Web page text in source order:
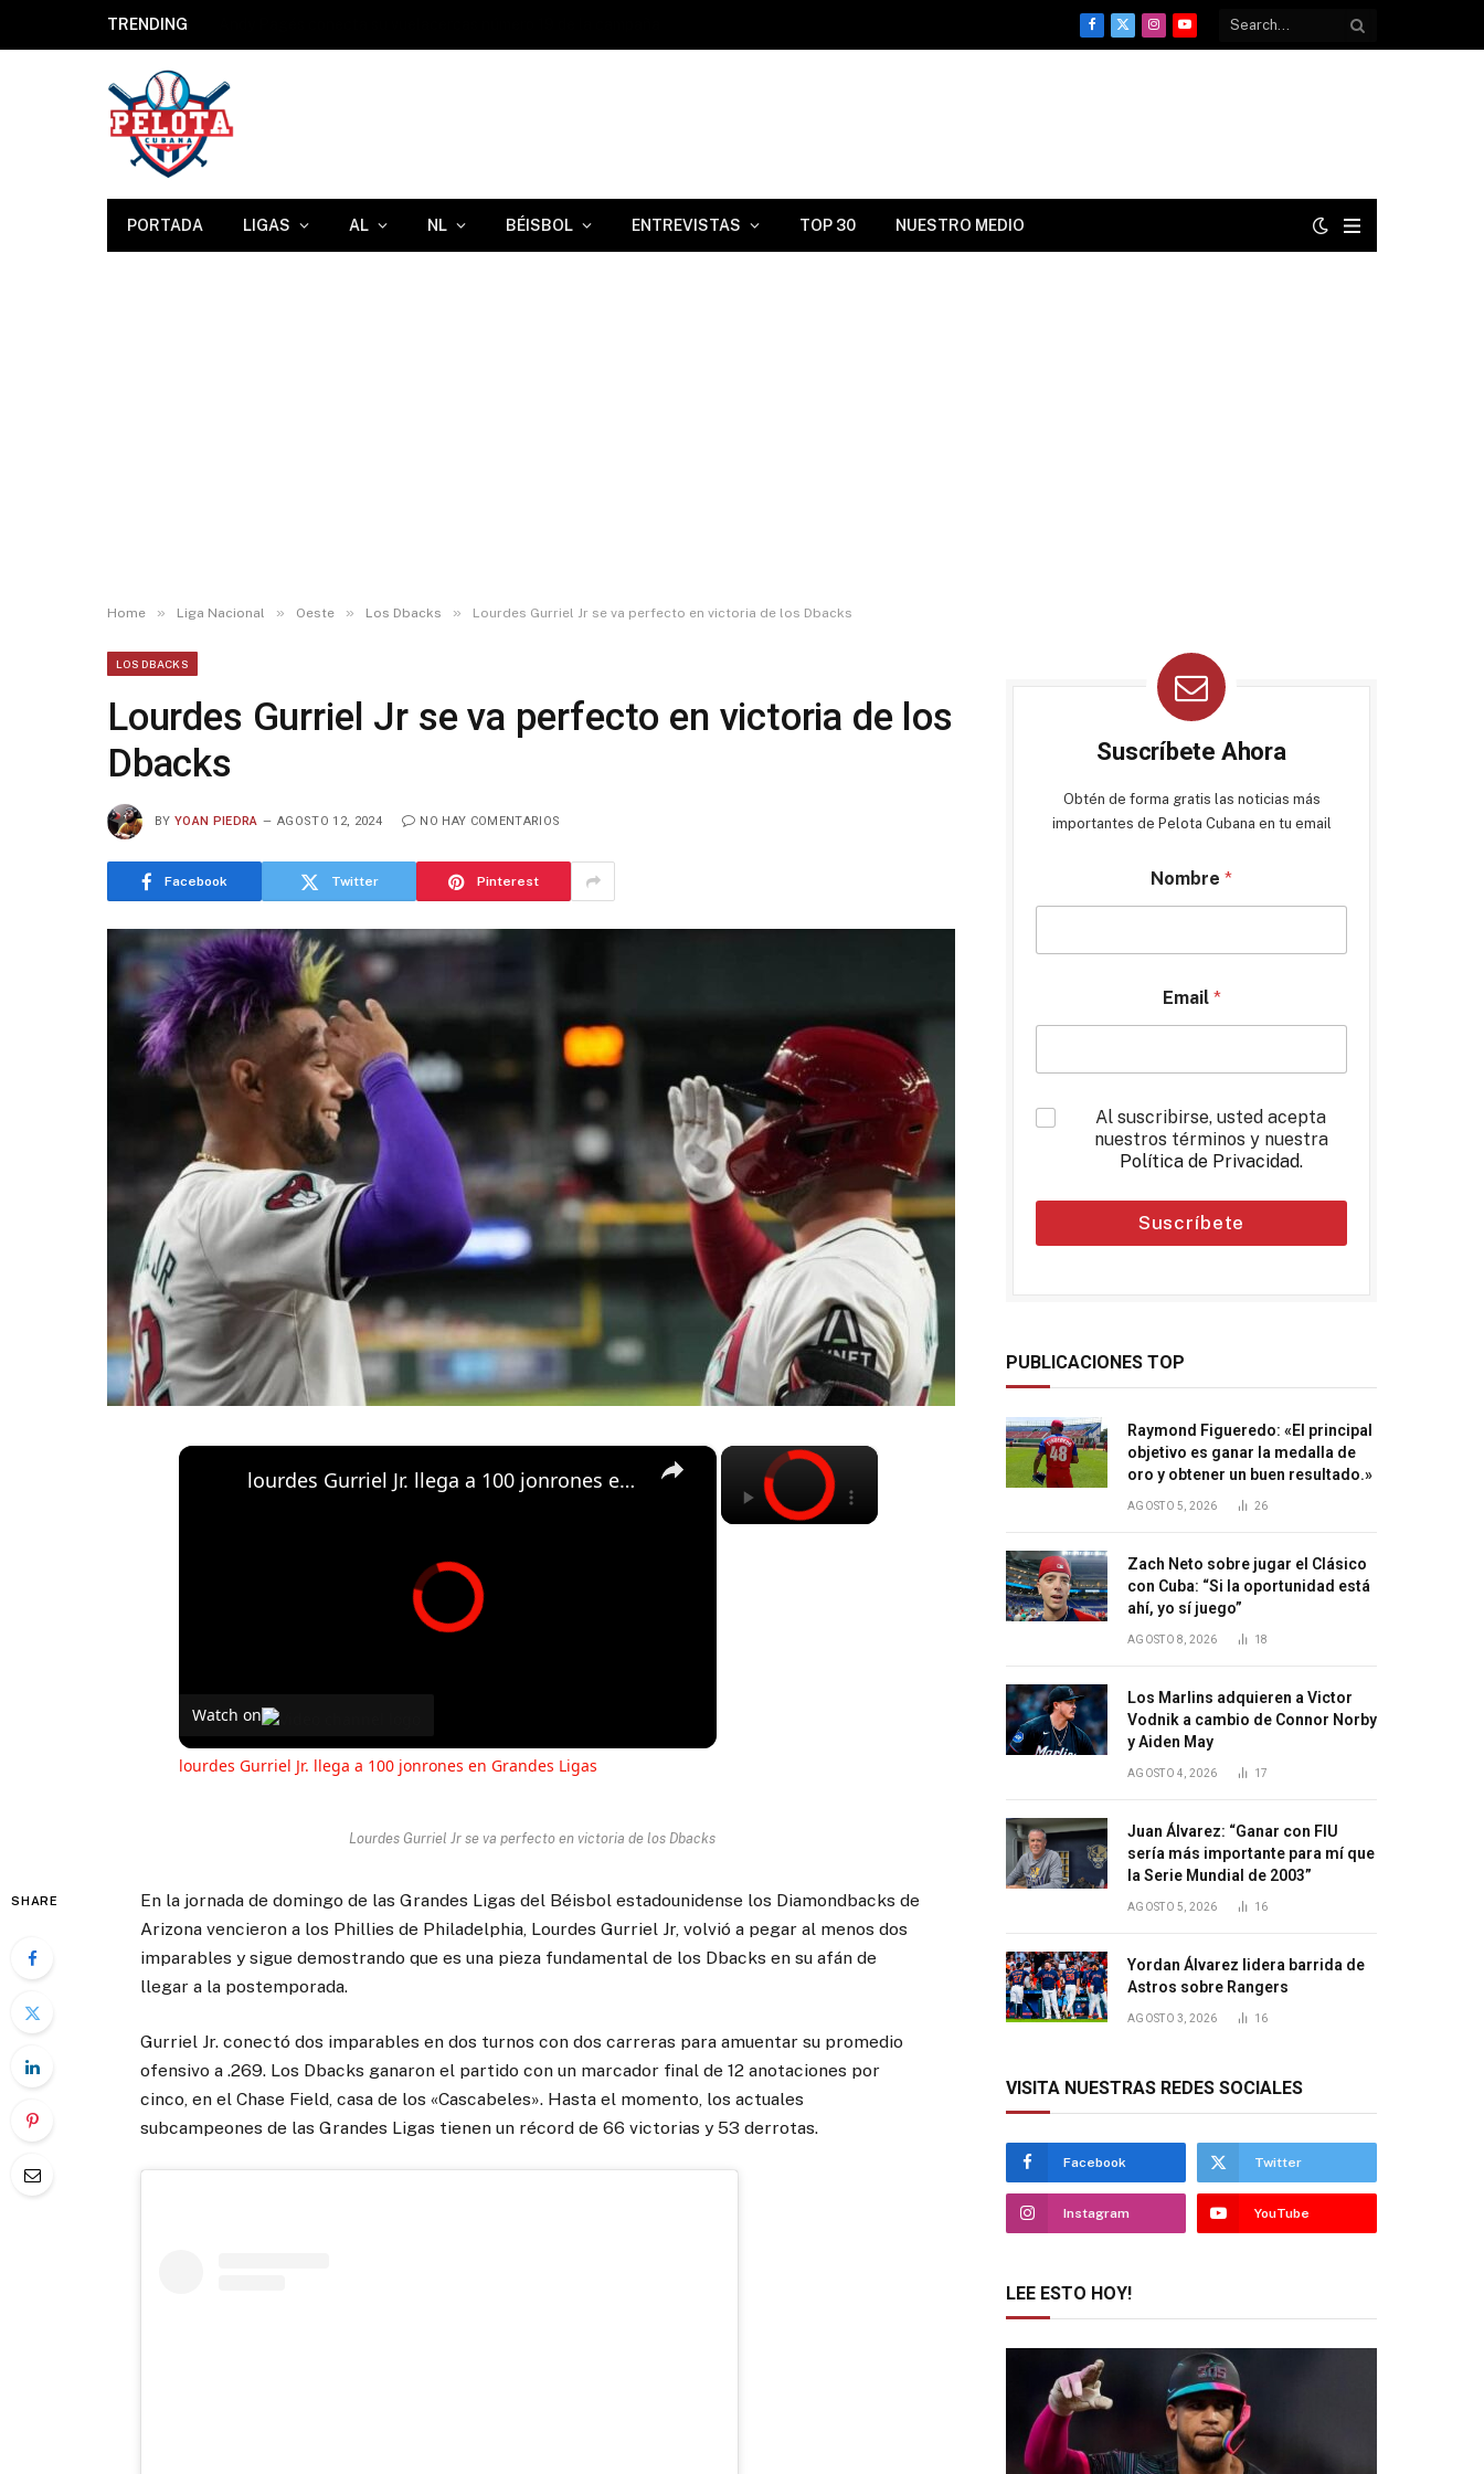
TRENDING
Facebook
X
InstagramYouTube
PORTADA LIGAS AL NL BÉISBOL ENTREVISTAS TOP 30 NUESTRO MEDIO
Home » Liga Nacional » Oeste » Los Dbacks » Lourdes Gurriel Jr se va perfecto en victoria de los Dbacks
LOS DBACKS
Lourdes Gurriel Jr se va perfecto en victoria de los
Dbacks
BY YOAN PIEDRA AGOSTO 12, 2024 NO HAY COMENTARIOS
Facebook Twitter Pinterest
×
×
lourdes Gurriel Jr. llega a 100 jonrones en Grandes Ligas
Watch on
lourdes Gurriel Jr. llega a 100 jonrones en Grandes Ligas
Lourdes Gurriel Jr se va perfecto en victoria de los Dbacks
SHARE
En la jornada de domingo de las Grandes Ligas del Béisbol estadounidense los Diamondbacks de
Arizona vencieron a los Phillies de Philadelphia, Lourdes Gurriel Jr, volvió a pegar al menos dos
imparables y sigue demostrando que es una pieza fundamental de los Dbacks en su afán de
llegar a la postemporada.
Gurriel Jr. conectó dos imparables en dos turnos con dos carreras para amuentar su promedio
ofensivo a .269. Los Dbacks ganaron el partido con un marcador final de 12 anotaciones por
cinco, en el Chase Field, casa de los «Cascabeles». Hasta el momento, los actuales
subcampeones de las Grandes Ligas tienen un récord de 66 victorias y 53 derrotas.
Suscríbete Ahora
Obtén de forma gratis las noticias más
importantes de Pelota Cubana en tu email
Nombre *
Email *
*
Al suscribirse, usted acepta
nuestros términos y nuestra
Política de Privacidad.
Suscríbete
PUBLICACIONES TOP
Raymond Figueredo: «El principal
objetivo es ganar la medalla de
oro y obtener un buen resultado.»
AGOSTO 5, 2026 26
Zach Neto sobre jugar el Clásico
con Cuba: “Si la oportunidad está
ahí, yo sí juego”
AGOSTO 8, 2026 18
Los Marlins adquieren a Victor
Vodnik a cambio de Connor Norby
y Aiden May
AGOSTO 4, 2026 17
Juan Álvarez: “Ganar con FIU
sería más importante para mí que
la Serie Mundial de 2003”
AGOSTO 5, 2026 16
Yordan Álvarez lidera barrida de
Astros sobre Rangers
AGOSTO 3, 2026 16
VISITA NUESTRAS REDES SOCIALES
Facebook Twitter
Instagram YouTube
LEE ESTO HOY!